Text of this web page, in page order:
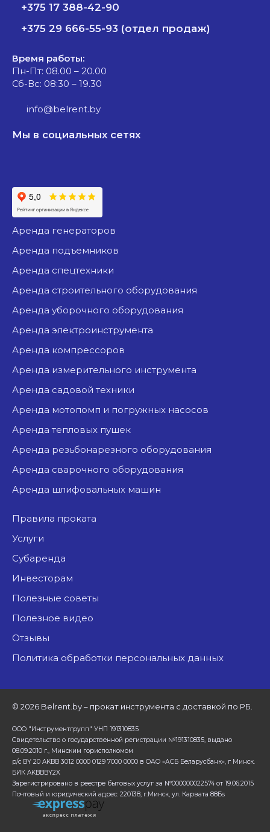
+375 17 388-42-90
+375 29 666-55-93 (отдел продаж)
Время работы:
Пн-Пт: 08.00 – 20.00
Сб-Вс: 08:30 – 19.30
info@belrent.by
Мы в социальных сетях
аренда генераторов
аренда подъемников
аренда спецтехники
аренда строительного оборудования
аренда уборочного оборудования
аренда электроинструмента
аренда компрессоров
аренда измерительного инструмента
аренда садовой техники
аренда мотопомп и погружных насосов
аренда тепловых пушек
аренда резьбонарезного оборудования
аренда сварочного оборудования
аренда шлифовальных машин
Правила проката
Услуги
Субаренда
Инвесторам
Полезные советы
Полезное видео
Отзывы
Политика обработки персональных данных
© 2026 Belrent.by – прокат инструмента с доставкой по РБ.
ООО "Инструментгрупп" УНП 191310835
Свидетельство о государственной регистрации №191310835, выдано
08.09.2010 г., Минским горисполкомом
р/с BY 20 AKBB 3012 0000 0129 7000 0000 в ОАО «АСБ Беларусбанк», г Минск.
БИК AKBBBY2X
Зарегистрировано в реестре бытовых услуг за №000000022574 от 19.06.2015
Почтовый и юридический адрес: 220138, г.Минск, ул. Карвата 88Бs